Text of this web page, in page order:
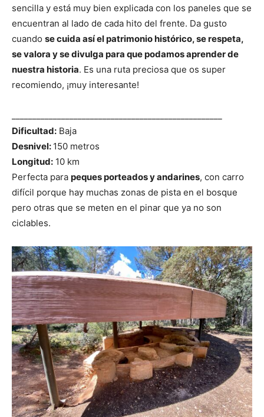
sencilla y está muy bien explicada con los paneles que se
encuentran al lado de cada hito del frente. Da gusto
cuando se cuida así el patrimonio histórico, se respeta,
se valora y se divulga para que podamos aprender de
nuestra historia. Es una ruta preciosa que os super
recomiendo, ¡muy interesante!
Dificultad: Baja
Desnivel: 150 metros
Longitud: 10 km
Perfecta para peques porteados y andarines, con carro
difícil porque hay muchas zonas de pista en el bosque
pero otras que se meten en el pinar que ya no son
ciclables.